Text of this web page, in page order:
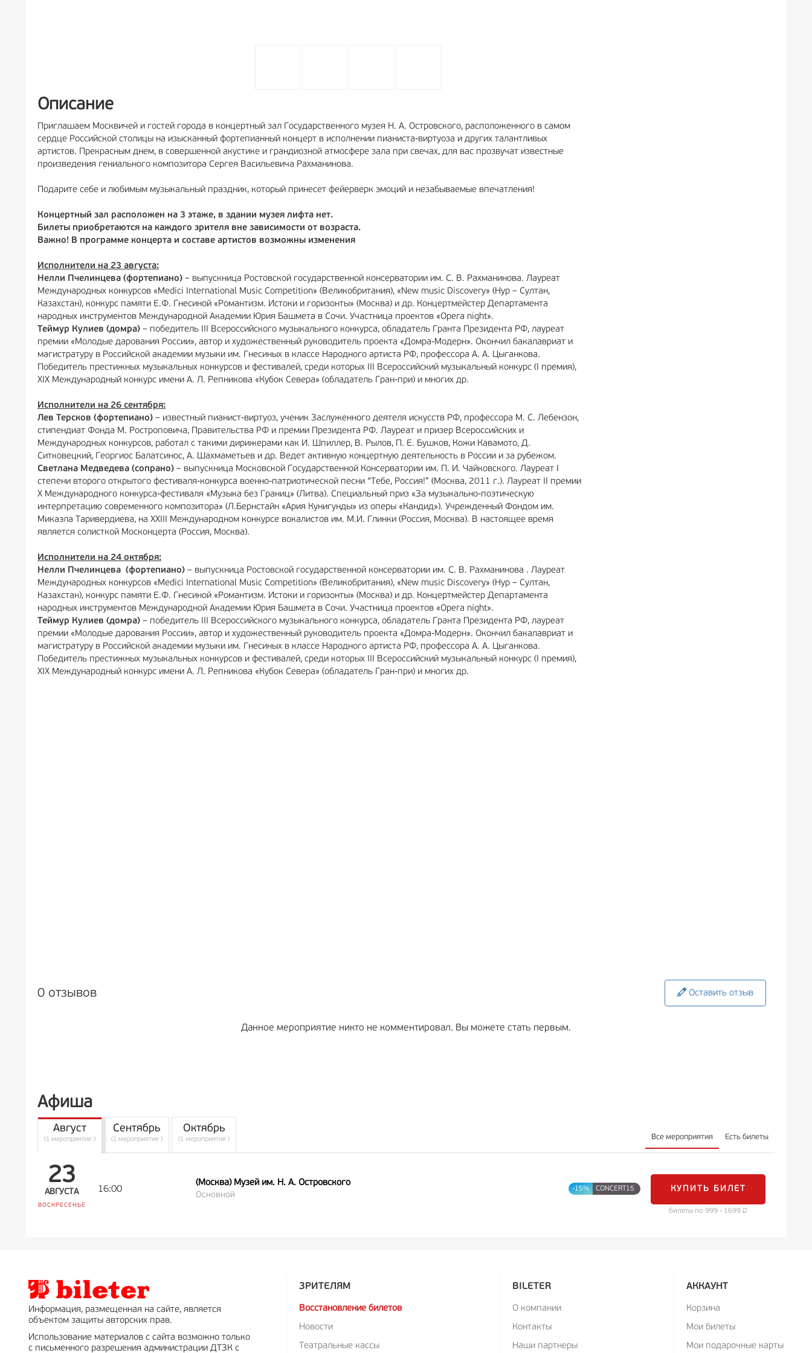
Описание
Приглашаем Москвичей и гостей города в концертный зал Государственного музея Н. А. Островского, расположенного в самом
сердце Российской столицы на изысканный фортепианный концерт в исполнении пианиста-виртуоза и других талантливых
артистов. Прекрасным днем, в совершенной акустике и грандиозной атмосфере зала при свечах, для вас прозвучат известные
произведения гениального композитора Сергея Васильевича Рахманинова.
Подарите себе и любимым музыкальный праздник, который принесет фейерверк эмоций и незабываемые впечатления!
Концертный зал расположен на 3 этаже, в здании музея лифта нет.
Билеты приобретаются на каждого зрителя вне зависимости от возраста.
Важно! В программе концерта и составе артистов возможны изменения
Исполнители на 23 августа:
Нелли Пчелинцева (фортепиано) – выпускница Ростовской государственной консерватории им. С. В. Рахманинова. Лауреат
Международных конкурсов «Medici International Music Competition» (Великобритания), «New music Discovery» (Нур – Султан,
Казахстан), конкурс памяти Е.Ф. Гнесиной «Романтизм. Истоки и горизонты» (Москва) и др. Концертмейстер Департамента
народных инструментов Международной Академии Юрия Башмета в Сочи. Участница проектов «Opera night».
Теймур Кулиев (домра) – победитель III Всероссийского музыкального конкурса, обладатель Гранта Президента РФ, лауреат
премии «Молодые дарования России», автор и художественный руководитель проекта «Домра-Модерн». Окончил бакалавриат и
магистратуру в Российской академии музыки им. Гнесиных в классе Народного артиста РФ, профессора А. А. Цыганкова.
Победитель престижных музыкальных конкурсов и фестивалей, среди которых III Всероссийский музыкальный конкурс (I премия),
XIX Международный конкурс имени А. Л. Репникова «Кубок Севера» (обладатель Гран-при) и многих др.
Исполнители на 26 сентября:
Лев Терсков (фортепиано) – известный пианист-виртуоз, ученик Заслуженного деятеля искусств РФ, профессора М. С. Лебензон,
стипендиат Фонда М. Ростроповича, Правительства РФ и премии Президента РФ. Лауреат и призер Всероссийских и
Международных конкурсов, работал с такими дирижерами как И. Шпиллер, В. Рылов, П. Е. Бушков, Кожи Кавамото, Д.
Ситковецкий, Георгиос Балатсинос, А. Шахмаметьев и др. Ведет активную концертную деятельность в России и за рубежом.
Светлана Медведева (сопрано) – выпускница Московской Государственной Консерватории им. П. И. Чайковского. Лауреат I
степени второго открытого фестиваля-конкурса военно-патриотической песни “Тебе, Россия!” (Москва, 2011 г.). Лауреат II премии
X Международного конкурса-фестиваля «Музыка без Границ» (Литва). Специальный приз «За музыкально-поэтическую
интерпретацию современного композитора» (Л.Бернстайн «Ария Кунигунды» из оперы «Кандид»). Учрежденный Фондом им.
Микаэла Таривердиева, на XXIII Международном конкурсе вокалистов им. М.И. Глинки (Россия, Москва). В настоящее время
является солисткой Москонцерта (Россия, Москва).
Исполнители на 24 октября:
Нелли Пчелинцева (фортепиано) – выпускница Ростовской государственной консерватории им. С. В. Рахманинова . Лауреат
Международных конкурсов «Medici International Music Competition» (Великобритания), «New music Discovery» (Нур – Султан,
Казахстан), конкурс памяти Е.Ф. Гнесиной «Романтизм. Истоки и горизонты» (Москва) и др. Концертмейстер Департамента
народных инструментов Международной Академии Юрия Башмета в Сочи. Участница проектов «Opera night».
Теймур Кулиев (домра) – победитель III Всероссийского музыкального конкурса, обладатель Гранта Президента РФ, лауреат
премии «Молодые дарования России», автор и художественный руководитель проекта «Домра-Модерн». Окончил бакалавриат и
магистратуру в Российской академии музыки им. Гнесиных в классе Народного артиста РФ, профессора А. А. Цыганкова.
Победитель престижных музыкальных конкурсов и фестивалей, среди которых III Всероссийский музыкальный конкурс (I премия),
XIX Международный конкурс имени А. Л. Репникова «Кубок Севера» (обладатель Гран-при) и многих др.
0 отзывов Оставить отзыв
Данное мероприятие никто не комментировал. Вы можете стать первым.
Афиша
Все мероприятия Есть билеты
Август
(1 мероприятие )
Сентябрь
(1 мероприятие )
Октябрь
(1 мероприятие )
23
АВГУСТА
ВОСКРЕСЕНЬЕ
16:00
(Москва) Музей им. Н. А. Островского
Основной
-15% CONCERT15 КУПИТЬ БИЛЕТ
билеты по 999 - 1699
Информация, размещенная на сайте, является
объектом защиты авторских прав.
Использование материалов с сайта возможно только
с письменного разрешения администрации ДТЗК с
ЗРИТЕЛЯМ
Восстановление билетов
Новости
Театральные кассы
BILETER
О компании
Контакты
Наши партнеры
АККАУНТ
Корзина
Мои билеты
Мои подарочные карты